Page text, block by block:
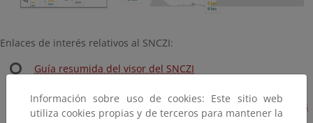
Enlaces de interés relativos al SNCZI:
Guía resumida del visor del SNCZI
Guía Metodológica de determinación de zonas inundables
Información sobre uso de cookies: Este sitio web
utiliza cookies propias y de terceros para mantener la